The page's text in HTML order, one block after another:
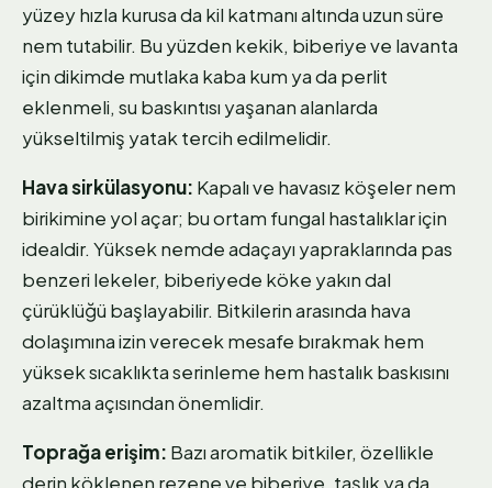
yüzey hızla kurusa da kil katmanı altında uzun süre
nem tutabilir. Bu yüzden kekik, biberiye ve lavanta
için dikimde mutlaka kaba kum ya da perlit
eklenmeli, su baskıntısı yaşanan alanlarda
yükseltilmiş yatak tercih edilmelidir.
Hava sirkülasyonu: Kapalı ve havasız köşeler nem
birikimine yol açar; bu ortam fungal hastalıklar için
idealdir. Yüksek nemde adaçayı yapraklarında pas
benzeri lekeler, biberiyede köke yakın dal
çürüklüğü başlayabilir. Bitkilerin arasında hava
dolaşımına izin verecek mesafe bırakmak hem
yüksek sıcaklıkta serinleme hem hastalık baskısını
azaltma açısından önemlidir.
Toprağa erişim: Bazı aromatik bitkiler, özellikle
derin köklenen rezene ve biberiye, taşlık ya da